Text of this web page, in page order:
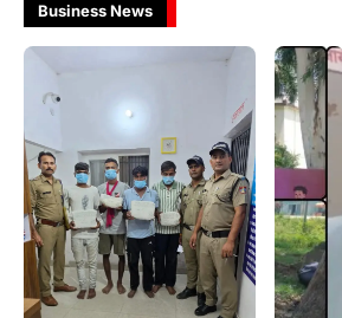
Business News